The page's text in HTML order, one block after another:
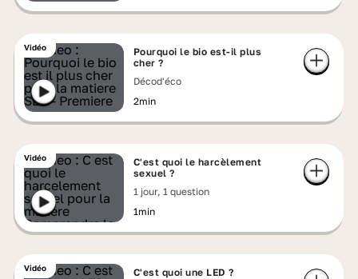
Vidéo
Pourquoi le bio est-il plus
cher ?
Décod'éco
2min
Vidéo
C'est quoi le harcèlement
sexuel ?
1 jour, 1 question
1min
Vidéo
C'est quoi une LED ?